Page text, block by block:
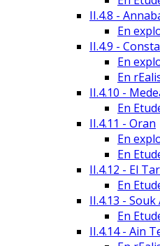
II.4.8 -
En
II.4.9 -
En
En
II.4.10 -
En
II.4.11 - Oran
En
En
II.4.12 - El
En
II.4.13 - Souk
En
II.4.14 - Ain